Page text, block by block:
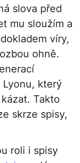
slova před
mu sloužím a
víry,
ohně.
Lyonu, který
Takto
skrze spisy,
roli i spisy